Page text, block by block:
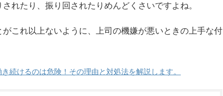
れたり、振り回されたりめんどくさいですよね。
これ以上ないように、上司の機嫌が悪いときの上手な付
続けるのは危険！その理由と対処法を解説します。